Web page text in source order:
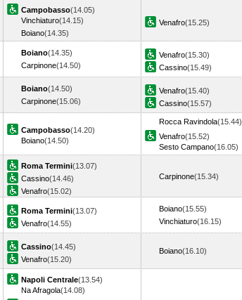
Campobasso(14.05)
Vinchiaturo(14.15)
Boiano(14.35)
Venafro(15.25)
Boiano(14.35)
Carpinone(14.50)
Venafro(15.30)
Cassino(15.49)
Boiano(14.50)
Carpinone(15.06)
Venafro(15.40)
Cassino(15.57)
Campobasso(14.20)
Boiano(14.50)
Rocca Ravindola(15.44)
Venafro(15.52)
Sesto Campano(16.05)
Roma Termini(13.07)
Cassino(14.46)
Venafro(15.02)
Carpinone(15.34)
Roma Termini(13.07)
Venafro(14.55)
Boiano(15.55)
Vinchiaturo(16.15)
Cassino(14.45)
Venafro(15.20)
Boiano(16.10)
Napoli Centrale(13.54)
Na Afragola(14.08)